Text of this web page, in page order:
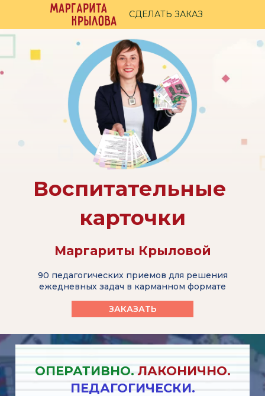
Маргарита
Крылова
СДЕЛАТЬ ЗАКАЗ
Воспитательные
карточки
Маргариты Крыловой
90 педагогических приемов для решения
ежедневных задач в карманном формате
ЗАКАЗАТЬ
ОПЕРАТИВНО. ЛАКОНИЧНО.
ПЕДАГОГИЧЕСКИ.